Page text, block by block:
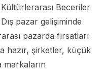
Beceriler
pazar gelişiminde
pazarda fırsatları
hazır, şirketler, küçük